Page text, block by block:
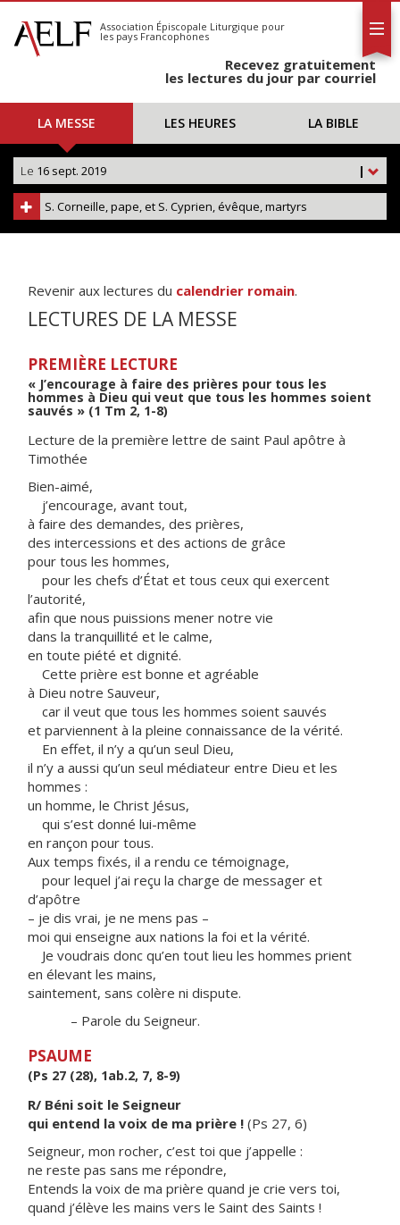
S'abonner
Calendrier
Association Épiscopale Liturgique pour
les pays Francophones
Recevez gratuitement
les lectures du jour par courriel
LA MESSE LES HEURES LA BIBLE
|
Le 16 sept. 2019
S. Corneille, pape, et S. Cyprien, évêque, martyrs
Revenir aux lectures du calendrier romain.
LECTURES DE LA MESSE
PREMIÈRE LECTURE
« J’encourage à faire des prières pour tous les
hommes à Dieu qui veut que tous les hommes soient
sauvés » (1 Tm 2, 1-8)
Lecture de la première lettre de saint Paul apôtre à
Timothée
Bien-aimé,
j’encourage, avant tout,
à faire des demandes, des prières,
des intercessions et des actions de grâce
pour tous les hommes,
pour les chefs d’État et tous ceux qui exercent
l’autorité,
afin que nous puissions mener notre vie
dans la tranquillité et le calme,
en toute piété et dignité.
Cette prière est bonne et agréable
à Dieu notre Sauveur,
car il veut que tous les hommes soient sauvés
et parviennent à la pleine connaissance de la vérité.
En effet, il n’y a qu’un seul Dieu,
il n’y a aussi qu’un seul médiateur entre Dieu et les
hommes :
un homme, le Christ Jésus,
qui s’est donné lui-même
en rançon pour tous.
Aux temps fixés, il a rendu ce témoignage,
pour lequel j’ai reçu la charge de messager et
d’apôtre
– je dis vrai, je ne mens pas –
moi qui enseigne aux nations la foi et la vérité.
Je voudrais donc qu’en tout lieu les hommes prient
en élevant les mains,
saintement, sans colère ni dispute.
– Parole du Seigneur.
PSAUME
(Ps 27 (28), 1ab.2, 7, 8-9)
R/ Béni soit le Seigneur
qui entend la voix de ma prière ! (Ps 27, 6)
Seigneur, mon rocher, c’est toi que j’appelle :
ne reste pas sans me répondre,
Entends la voix de ma prière quand je crie vers toi,
quand j’élève les mains vers le Saint des Saints !